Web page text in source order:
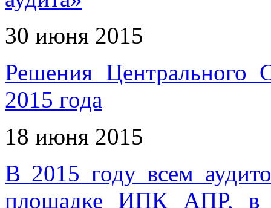
30 июня 2015
Решения
2015 года
18 июня 2015
В 2015 году всем
площадке ИПК АПР, в